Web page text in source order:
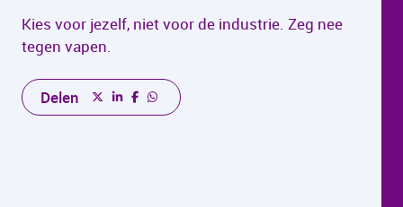
Kies voor jezelf, niet voor de industrie. Zeg nee
tegen vapen.
Delen